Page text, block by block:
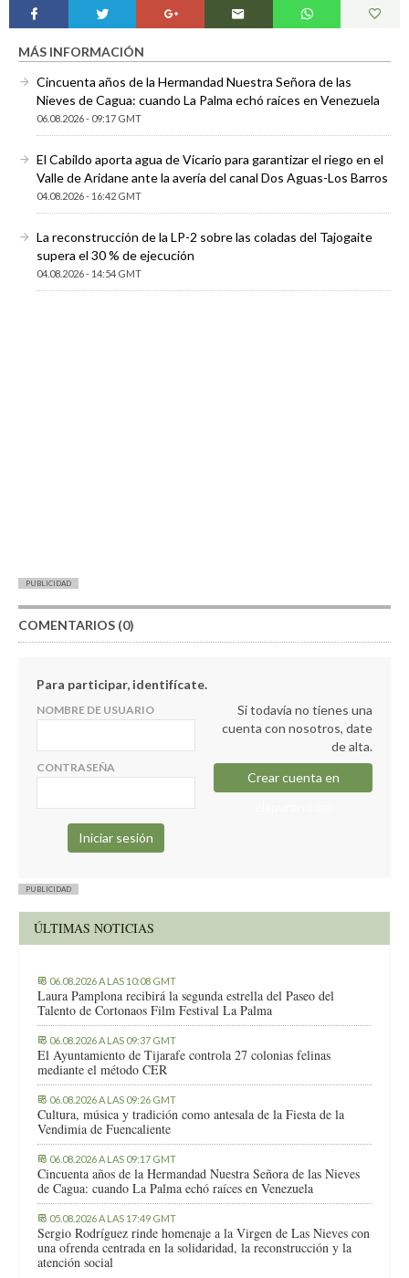
MÁS INFORMACIÓN
Cincuenta años de la Hermandad Nuestra Señora de las
Nieves de Cagua: cuando La Palma echó raíces en Venezuela
06.08.2026 - 09:17 GMT
El Cabildo aporta agua de Vicario para garantizar el riego en el
Valle de Aridane ante la avería del canal Dos Aguas-Los Barros
04.08.2026 - 16:42 GMT
La reconstrucción de la LP-2 sobre las coladas del Tajogaite
supera el 30 % de ejecución
04.08.2026 - 14:54 GMT
PUBLICIDAD
COMENTARIOS (0)
Para participar, identifícate.
NOMBRE DE USUARIO
CONTRASEÑA
Si todavía no tienes una
cuenta con nosotros, date
de alta.
Crear cuenta en
PUBLICIDAD
ÚLTIMAS NOTICIAS
06.08.2026 A LAS 10:08 GMT
Laura Pamplona recibirá la segunda estrella del Paseo del
Talento de Cortonaos Film Festival La Palma
06.08.2026 A LAS 09:37 GMT
El Ayuntamiento de Tijarafe controla 27 colonias felinas
mediante el método CER
06.08.2026 A LAS 09:26 GMT
Cultura, música y tradición como antesala de la Fiesta de la
Vendimia de Fuencaliente
06.08.2026 A LAS 09:17 GMT
Cincuenta años de la Hermandad Nuestra Señora de las Nieves
de Cagua: cuando La Palma echó raíces en Venezuela
05.08.2026 A LAS 17:49 GMT
Sergio Rodríguez rinde homenaje a la Virgen de Las Nieves con
una ofrenda centrada en la solidaridad, la reconstrucción y la
atención social